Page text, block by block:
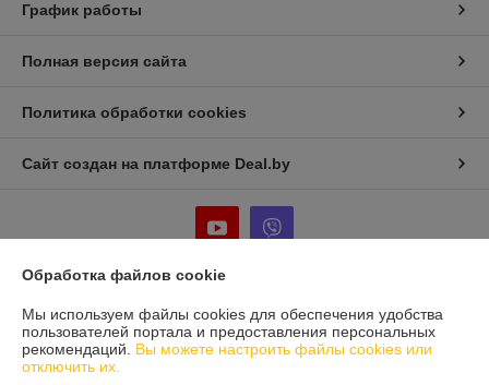
График работы
Полная версия сайта
Политика обработки cookies
Сайт создан на платформе Deal.by
Информация для покупателя
Юридическое лицо:Частное предприятие «Фабрика Плексолл»
220007, РБ, г. Минск, ул. Фабрициуса 8, офис 1
Обработка файлов cookie
Мы используем файлы cookies для обеспечения удобства
пользователей портала и предоставления персональных
рекомендаций. Вы можете настроить файлы cookies или
отключить их.